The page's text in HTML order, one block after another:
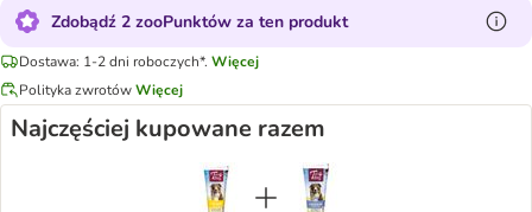
Zdobądź 2 zooPunktów za ten produkt
Dostawa: 1-2 dni roboczych*. Więcej
Polityka zwrotówWięcej
Najczęściej kupowane razem